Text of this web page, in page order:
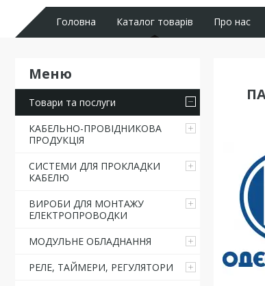
Головна Каталог товарів Про нас
Товари та послуги
КАБЕЛЬНО-ПРОВІДНИКОВА
ПРОДУКЦІЯ
СИСТЕМИ ДЛЯ ПРОКЛАДКИ
КАБЕЛЮ
ВИРОБИ ДЛЯ МОНТАЖУ
ЕЛЕКТРОПРОВОДКИ
МОДУЛЬНЕ ОБЛАДНАННЯ
РЕЛЕ, ТАЙМЕРИ, РЕГУЛЯТОРИ